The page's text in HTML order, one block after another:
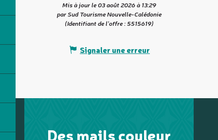
Mis à jour le 03 août 2026 à 13:29
par Sud Tourisme Nouvelle-Calédonie
(Identifiant de l'offre :5515619)
Signaler une erreur
Des mails couleur